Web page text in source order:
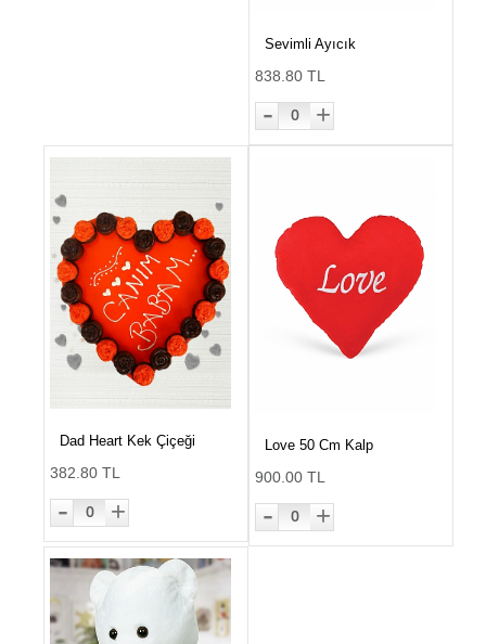
Sevimli Ayıcık
838.80 TL
- 0 +
Dad Heart Kek Çiçeği
382.80 TL
- 0 +
Love 50 Cm Kalp
900.00 TL
- 0 +